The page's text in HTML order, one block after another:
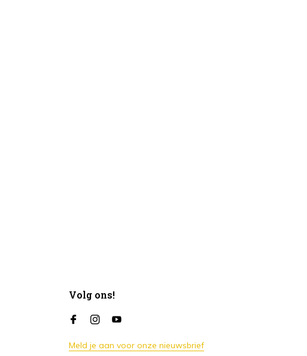
Volg ons!
Meld je aan voor onze nieuwsbrief